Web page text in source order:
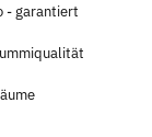
- garantiert